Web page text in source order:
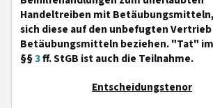
Handeltreiben mit
sich diese auf den unbefugten
Betäubungsmitteln beziehen. "Tat"
§§3ff. StGB ist auch die Teilnahme.
Entscheidungstenor